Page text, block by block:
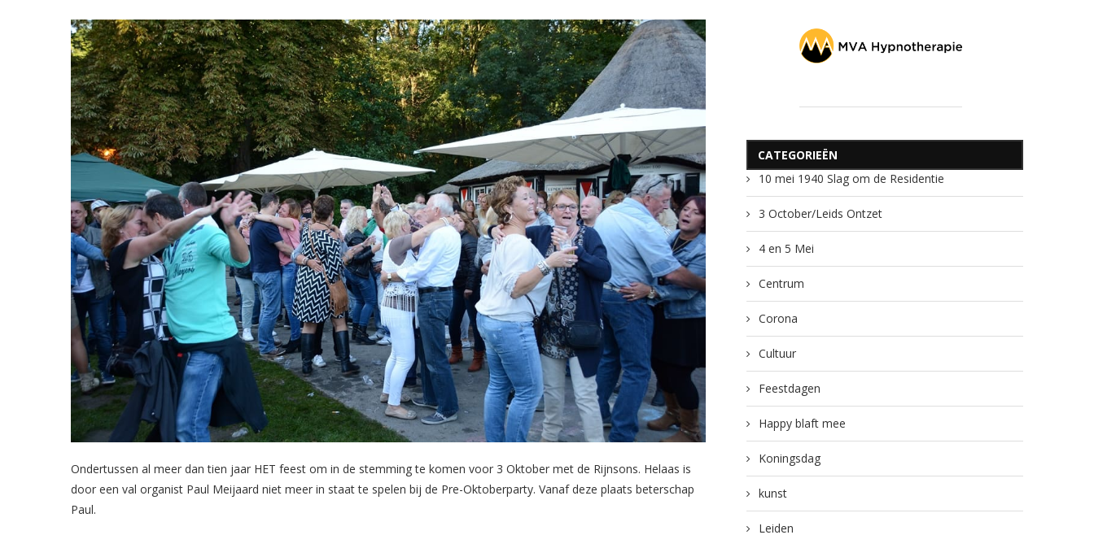
Ondertussen al meer dan tien jaar HET feest om in de stemming te komen voor 3 Oktober met de Rijnsons. Helaas is
door een val organist Paul Meijaard niet meer in staat te spelen bij de Pre-Oktoberparty. Vanaf deze plaats beterschap
Paul.
CATEGORIEËN
10 mei 1940 Slag om de Residentie
3 October/Leids Ontzet
4 en 5 Mei
Centrum
Corona
Cultuur
Feestdagen
Happy blaft mee
Koningsdag
kunst
Leiden